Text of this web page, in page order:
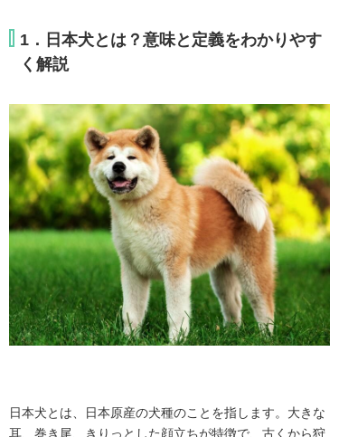
1．日本犬とは？意味と定義をわかりやす
く解説
日本犬とは、日本原産の犬種のことを指します。大きな
耳、巻き尾、きりっとした顔立ちが特徴で、古くから狩